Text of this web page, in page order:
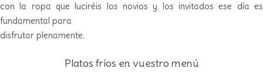
con la ropa que luciréis los novios y los invitados ese día es
fundamental para
disfrutar plenamente.
Platos fríos en vuestro menú